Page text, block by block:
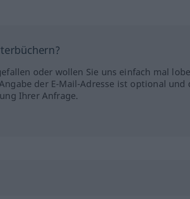
oder wollen Sie uns einfach mal
der E-Mail-Adresse ist optional und
Ihrer Anfrage.